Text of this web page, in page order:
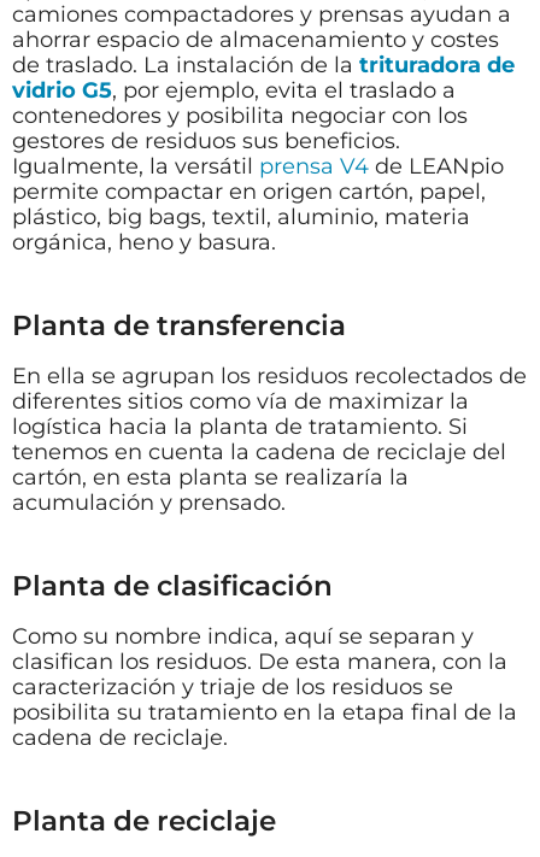
camiones compactadores y prensas ayudan a
ahorrar espacio de almacenamiento y costes
de traslado. La instalación de la trituradora de
vidrio G5, por ejemplo, evita el traslado a
contenedores y posibilita negociar con los
gestores de residuos sus beneficios.
Igualmente, la versátil prensa V4 de LEANpio
permite compactar en origen cartón, papel,
plástico, big bags, textil, aluminio, materia
orgánica, heno y basura.
Planta de transferencia
En ella se agrupan los residuos recolectados de
diferentes sitios como vía de maximizar la
logística hacia la planta de tratamiento. Si
tenemos en cuenta la cadena de reciclaje del
cartón, en esta planta se realizaría la
acumulación y prensado.
Planta de clasificación
Como su nombre indica, aquí se separan y
clasifican los residuos. De esta manera, con la
caracterización y triaje de los residuos se
posibilita su tratamiento en la etapa final de la
cadena de reciclaje.
Planta de reciclaje